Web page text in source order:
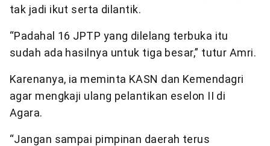
tak jadi ikut serta dilantik.
“Padahal 16 JPTP yang dilelang terbuka itu
sudah ada hasilnya untuk tiga besar,” tutur Amri.
Karenanya, ia meminta KASN dan Kemendagri
agar mengkaji ulang pelantikan eselon II di
Agara.
“Jangan sampai pimpinan daerah terus